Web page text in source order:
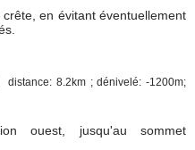
en évitant éventuellement
distance: 8.2km ; dénivelé: -1200m;
ouest, jusqu'au sommet